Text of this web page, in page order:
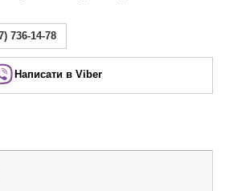
736-14-78
Написати в Viber